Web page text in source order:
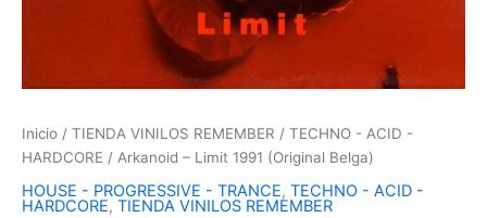
Inicio / TIENDA VINILOS REMEMBER / TECHNO - ACID -
HARDCORE / Arkanoid – Limit 1991 (Original Belga)
HOUSE - PROGRESSIVE - TRANCE, TECHNO - ACID -
HARDCORE, TIENDA VINILOS REMEMBER